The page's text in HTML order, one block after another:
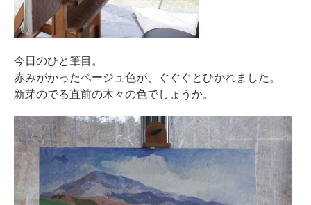
今日のひと筆目。
赤みがかったベージュ色が、ぐぐぐとひかれました。
新芽のでる直前の木々の色でしょうか。